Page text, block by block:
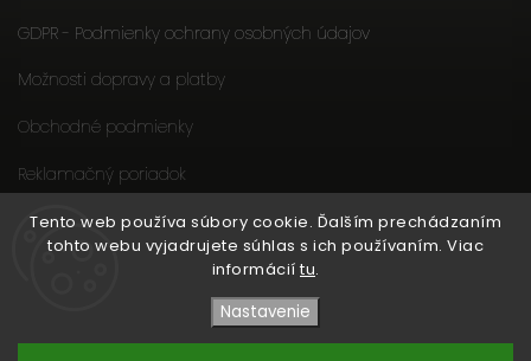
Tento web používa súbory cookie. Ďalším prechádzaním
tohto webu vyjadrujete súhlas s ich používaním. Viac
informácií tu.
Nastavenie
GDPR - Podmienky ochrany osobných údajov
Možnosti dopravy a platby
Obchodné podmienky
Reklamačný poriadok
Slow fashion podporuje ženy
EtikButik.sk. Všetky práva vyhradené.